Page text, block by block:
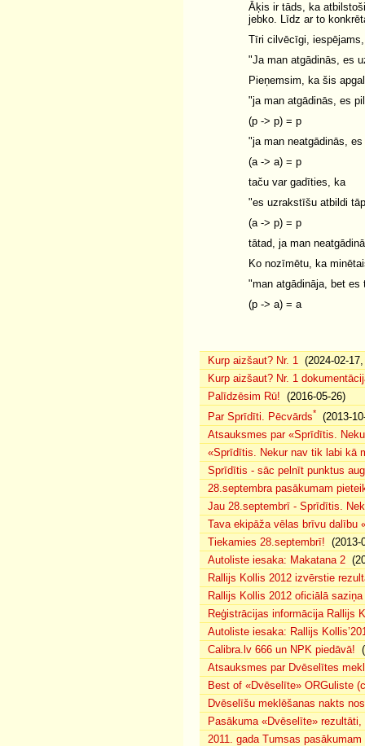
Āķis ir tāds, ka
jebko. Līdz ar to
Tīri cilvēcīgi,
"Ja man atgādinās, es
Pieņemsim, ka šis
"ja man atgādinās, es
(p -> p) = p
"ja man neatgādinās,
(a -> a) = p
taču var gadīties, ka
"es uzrakstīšu atbildi
(a -> p) = p
tātad, ja man
Ko nozīmētu, ka
"man atgādināja, bet
(p -> a) = a
Kurp aizšaut? Nr. 1 (2024-02-
Kurp aizšaut? Nr. 1
Palīdzēsim Rū! (2016-05-26)
Par Sprīdīti. Pēcvārds*
(2013-
Atsauksmes par «Sprīdītis.
«Sprīdītis. Nekur nav tik labi kā
Sprīdītis - sāc pelnīt punktus
28.septembra pasākumam
Jau 28.septembrī - Sprīdītis.
Tava ekipāža vēlas brīvu dalību
Tiekamies 28.septembrī! (2013-
Autoliste iesaka: Makatana 2
Rallijs Kollis 2012 izvērstie
Rallijs Kollis 2012 oficiālā saziņa
Reģistrācijas informācija Rallijs
Autoliste iesaka: Rallijs
Calibra.lv 666 un NPK piedāvā!
Atsauksmes par Dvēselītes
Best of «Dvēselīte» ORGuliste
Dvēselīšu meklēšanas nakts
Pasākuma «Dvēselīte»
2011. gada Tumsas